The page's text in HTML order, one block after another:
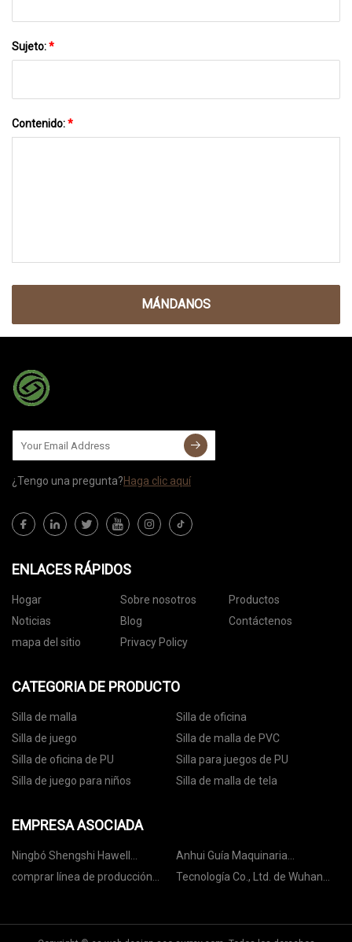
Sujeto:*
Contenido:*
MÁNDANOS
¿Tengo una pregunta?Haga clic aquí
ENLACES RÁPIDOS
Hogar Sobre nosotros
Productos
Noticias
Blog
Contáctenos
mapa del sitio
Privacy Policy
CATEGORIA DE PRODUCTO
Silla de malla
Silla de oficina
Silla de juego
Silla de malla de PVC
Silla de oficina de PU
Silla para juegos de PU
Silla de juego para niños
Silla de malla de tela
EMPRESA ASOCIADA
Ningbó Shengshi Hawell
Tecnología Co., Limitado
Anhui Guía Maquinaria
Fabricación Co., Limitado.
comprar línea de producción
Tecnología Co., Ltd. de Wuhan